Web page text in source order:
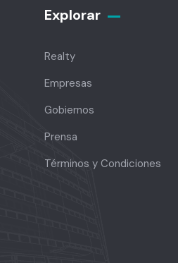
Explorar
Realty
Empresas
Gobiernos
Prensa
Términos y Condiciones